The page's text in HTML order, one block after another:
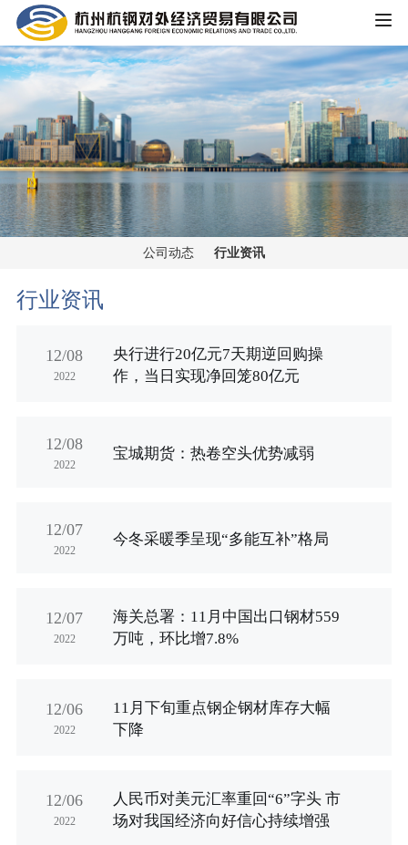
HOME
公司概况
公司简介
大事记
荣誉资质
企业文化
主营业务
黑色金属板块
党群工作
公司动态
招贤纳士
English
公司动态 行业资讯
行业资讯
12/08
2022
央行进行20亿元7天期逆回购操
作，当日实现净回笼80亿元
12/08
2022
宝城期货：热卷空头优势减弱
12/07
2022
今冬采暖季呈现“多能互补”格局
12/07
2022
海关总署：11月中国出口钢材559
万吨，环比增7.8%
12/06
2022
11月下旬重点钢企钢材库存大幅
下降
12/06
2022
人民币对美元汇率重回“6”字头 市
场对我国经济向好信心持续增强